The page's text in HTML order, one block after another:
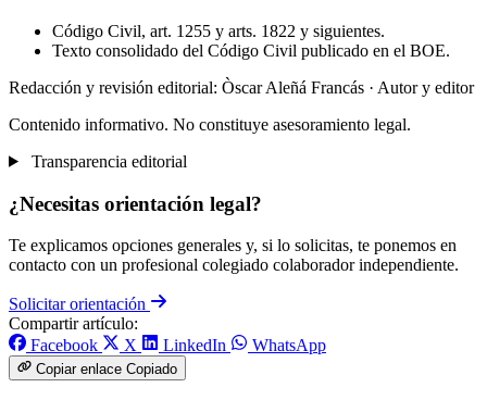
Código Civil, art. 1255 y arts. 1822 y siguientes.
Texto consolidado del Código Civil publicado en el BOE.
Redacción y revisión editorial: Òscar Aleñá Francás · Autor y editor
Contenido informativo. No constituye asesoramiento legal.
Transparencia editorial
¿Necesitas orientación legal?
Te explicamos opciones generales y, si lo solicitas, te ponemos en
contacto con un profesional colegiado colaborador independiente.
Solicitar orientación
Compartir artículo:
Facebook
X LinkedIn WhatsApp
Copiar enlace Copiado